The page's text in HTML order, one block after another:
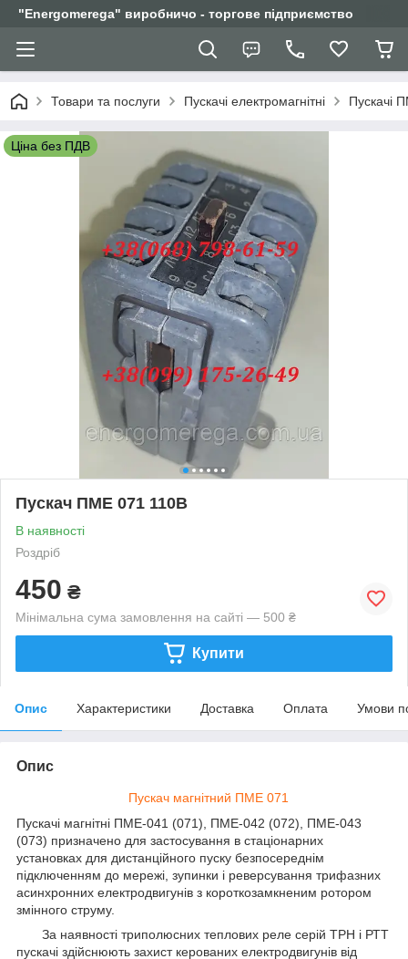
"Еnergomerega" виробничо - торгове підприємство
Товари та послуги Пускачі електромагнітні Пускачі
Ціна без ПДВ
Пускач ПМЕ 071 110В
В наявності
Роздріб
450 ₴
Мінімальна сума замовлення на сайті — 500 ₴
Купити
Опис Характеристики Доставка Оплата Умови
Опис
Пускач магнітний ПМЕ 071
Пускачі магнітні ПМЕ-041 (071), ПМЕ-042 (072), ПМЕ-043
(073) призначено для застосування в стаціонарних
установках для дистанційного пуску безпосереднім
підключенням до мережі, зупинки і реверсування трифазних
асинхронних електродвигунів з короткозамкненим ротором
змінного струму.
За наявності триполюсних теплових реле серій ТРН і РТТ
пускачі здійснюють захист керованих електродвигунів від